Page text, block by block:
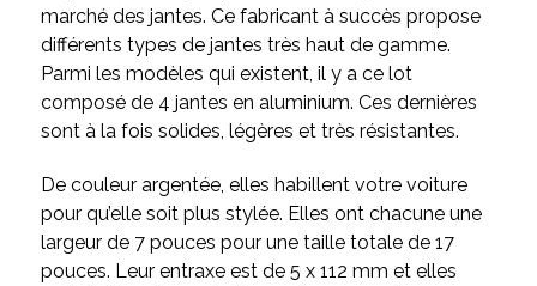
marché des jantes. Ce fabricant à succès propose
différents types de jantes très haut de gamme.
Parmi les modèles qui existent, il y a ce lot
composé de 4 jantes en aluminium. Ces dernières
sont à la fois solides, légères et très résistantes.
De couleur argentée, elles habillent votre voiture
pour qu’elle soit plus stylée. Elles ont chacune une
largeur de 7 pouces pour une taille totale de 17
pouces. Leur entraxe est de 5 x 112 mm et elles